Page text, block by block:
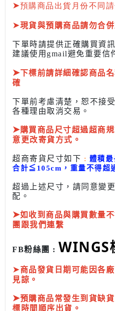
➤預購商品出貨月份不同
➤現貨與預購商品請勿合
下單時請提供正確購買資
建議使用gmail避免重要信
➤下標前請詳細確認商品
確
下單前考慮清楚，恕不接
各種理由取消交易。
➤購買商品尺寸超過超商
意更改寄貨方式。
超商寄貨尺寸如下 : 體積最
合計≦ 105cm， 重量不得超
超過上述尺寸，請同意變
配 。
➤如收到商品與購買數量
團跟我們連繫
FB粉絲團 : WINGS
➤商品發貨日期可能因各
見諒。
➤預購商品常發生到貨缺
標時間順序出貨。